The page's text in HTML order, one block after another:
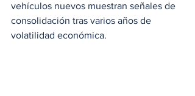
vehículos nuevos muestran señales de
consolidación tras varios años de
volatilidad económica.